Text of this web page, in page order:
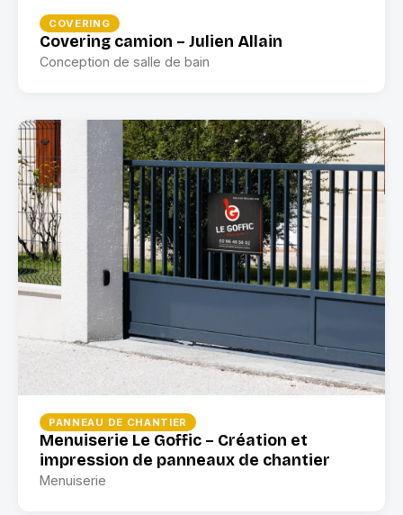
COVERING
Covering camion – Julien Allain
Conception de salle de bain
PANNEAU DE CHANTIER
Menuiserie Le Goffic – Création et
impression de panneaux de chantier
Menuiserie